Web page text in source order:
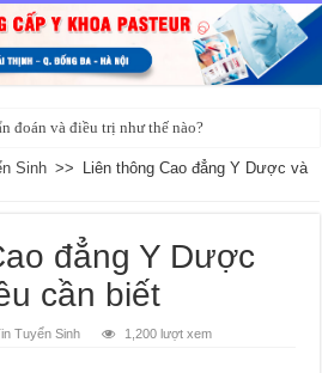
đoán và điều trị như thế nào?
Sinh >> Liên thông Cao đẳng Y Dược và
đẳng Y Dược
cần biết
Tuyển Sinh 1,200 lượt xem